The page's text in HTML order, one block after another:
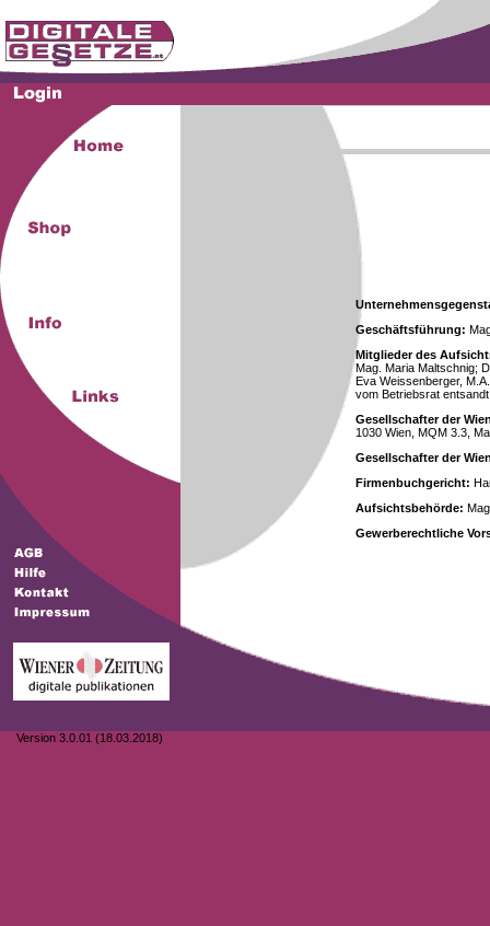
Version 3.0.01 (18.03.2018)
Geschäftsführung:
Mitglieder des
Mag. Maria Maltschnig;
Eva Weissenberger,
vom Betriebsrat
Gesellschafter der
1030 Wien, MQM 3.3,
Gesellschafter der
Firmenbuchgericht:
Aufsichtsbehörde:
Gewerberechtliche